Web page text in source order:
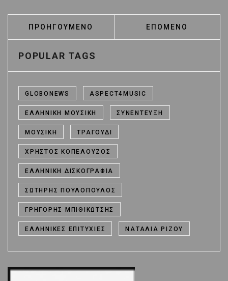
ΠΡΟΗΓΟΎΜΕΝΟ ΆΡΘΡΟ: ΑΝΗΣΥΧΊΑ ΓΙΑ ΤΗΝ
ΠΡΟΗΓΟΎΜΕΝΟ ΕΠΌΜΕΝΟ ΆΡΘΡΟ:
ΕΠΌΜΕΝΟ
POPULAR TAGS
GLOBONEWS ASPECT4MUSIC
ΕΛΛΗΝΙΚΉ ΜΟΥΣΙΚΉ ΣΥΝΈΝΤΕΥΞΗ
ΜΟΥΣΙΚΉ ΤΡΑΓΟΎΔΙ
ΧΡΉΣΤΟΣ ΚΟΠΕΛΟΎΖΟΣ
ΕΛΛΗΝΙΚΉ ΔΙΣΚΟΓΡΑΦΊΑ
ΣΩΤΉΡΗΣ ΠΟΥΛΌΠΟΥΛΟΣ
ΓΡΗΓΌΡΗΣ ΜΠΙΘΙΚΏΤΣΗΣ
ΕΛΛΗΝΙΚΈΣ ΕΠΙΤΥΧΊΕΣ ΝΑΤΑΛΊΑ ΡΊΖΟΥ